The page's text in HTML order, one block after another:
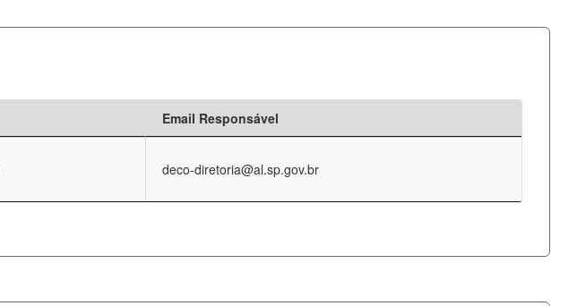
Email Responsável
deco-diretoria@al.sp.gov.br